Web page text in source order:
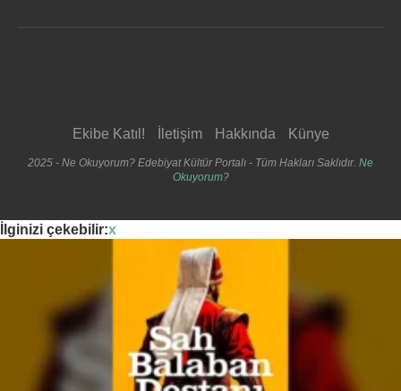
Ekibe Katıl! İletişim Hakkında Künye
2025 - Ne Okuyorum? Edebiyat Kültür Portalı - Tüm Hakları Saklıdır. Ne
Okuyorum?
İlginizi çekebilir:x